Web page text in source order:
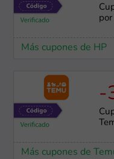
Más cupones de HP
-
Más cupones de